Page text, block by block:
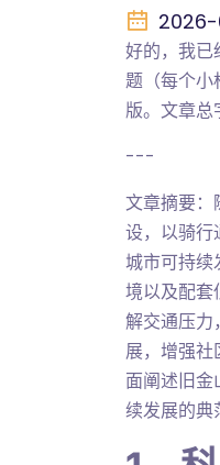
2026-
好的，我已
题（每个小
版。文章总
---
文章摘要：
设，以骑行
城市可持续
境以及配套
解交通压力
展，增强社
面阐述旧
续发展的典